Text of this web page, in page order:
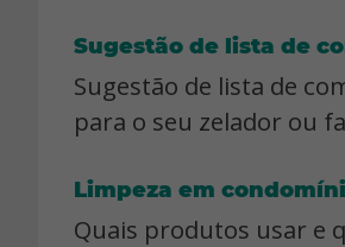
Sugestão de lista de
Sugestão de lista de
para o seu zelador ou
Limpeza em
Quais produtos usar e